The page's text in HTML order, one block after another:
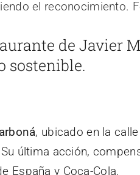
de Javier
sostenible.
, ubicado en la
última acción,
España y Coca-Cola.